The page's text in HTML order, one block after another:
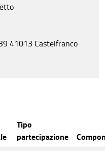
41013 Castelfranco
Tipo
partecipazione